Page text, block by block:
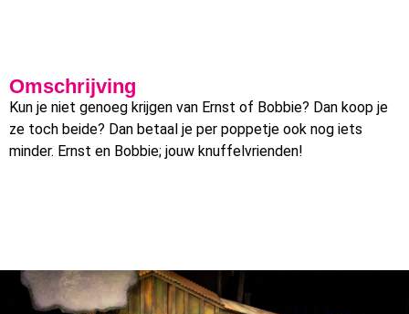
Omschrijving
Kun je niet genoeg krijgen van Ernst of Bobbie? Dan koop je
ze toch beide? Dan betaal je per poppetje ook nog iets
minder. Ernst en Bobbie; jouw knuffelvrienden!